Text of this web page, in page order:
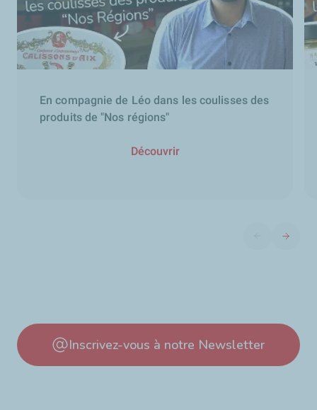
En compagnie de Léo dans les coulisses des
produits de "Nos régions"
Découvrir
Diapositive
Inscrivez-vous à notre Newsletter